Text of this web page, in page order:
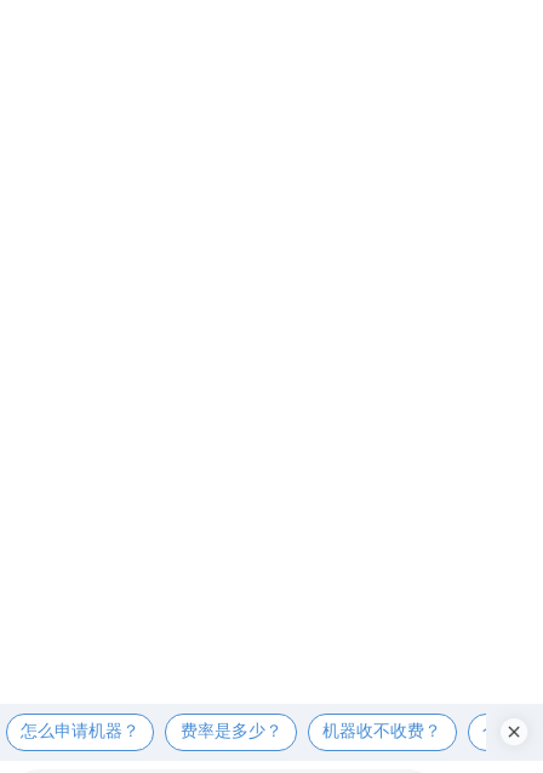
怎么申请机器？ 费率是多少？ 机器收不收费？ 个人可